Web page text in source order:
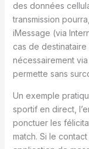
des données
transmission
iMessage (via
cas de
nécessairement
permette sans
Un exemple
sportif en direct,
ponctuer les
match. Si le